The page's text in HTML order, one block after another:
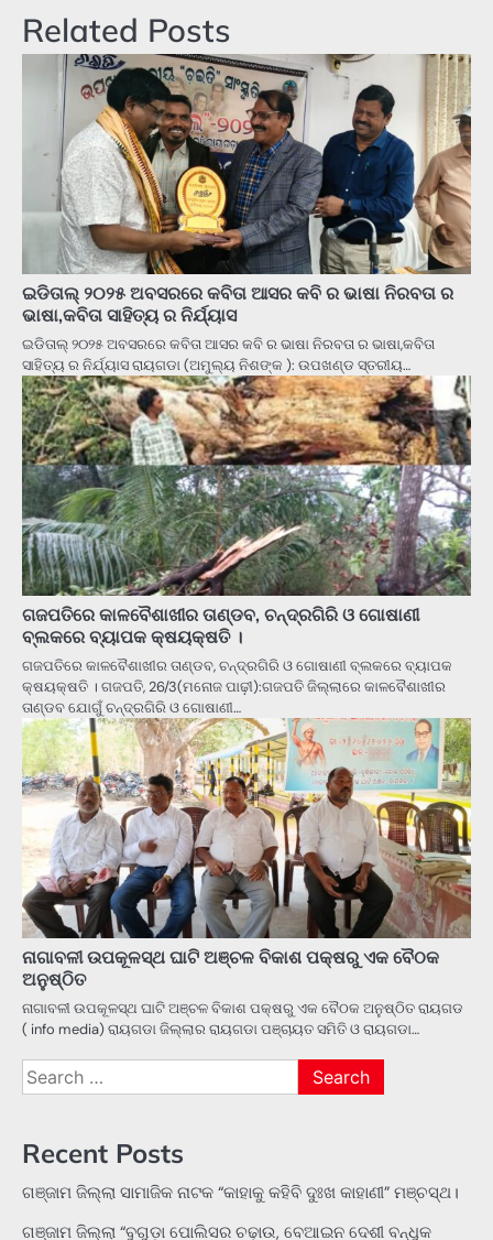
Related Posts
ଇଡିତାଲ୍ ୨୦୨୫ ଅବସରରେ କବିତା ଆସର କବି ର ଭାଷା ନିରବତା ର
ଭାଷା,କବିତା ସାହିତ୍ୟ ର ନିର୍ଯ୍ୟାସ
ଇଡିତାଲ୍ ୨୦୨୫ ଅବସରରେ କବିତା ଆସର କବି ର ଭାଷା ନିରବତା ର ଭାଷା,କବିତା
ସାହିତ୍ୟ ର ନିର୍ଯ୍ୟାସ ରାୟଗଡା (ଅମୁଲ୍ୟ ନିଶଙ୍କ ): ଉପଖଣ୍ଡ ସ୍ତରୀୟ…
ଗଜପତିରେ କାଳବୈଶାଖୀର ତାଣ୍ଡବ, ଚନ୍ଦ୍ରଗିରି ଓ ଗୋଷାଣୀ
ବ୍ଲକରେ ବ୍ୟାପକ କ୍ଷୟକ୍ଷତି ।
ଗଜପତିରେ କାଳବୈଶାଖୀର ତାଣ୍ଡବ, ଚନ୍ଦ୍ରଗିରି ଓ ଗୋଷାଣୀ ବ୍ଲକରେ ବ୍ୟାପକ
କ୍ଷୟକ୍ଷତି । ଗଜପତି, 26/3(ମନୋଜ ପାଢ଼ୀ):ଗଜପତି ଜିଲ୍ଲାରେ କାଳବୈଶାଖୀର
ତାଣ୍ଡବ ଯୋଗୁଁ ଚନ୍ଦ୍ରଗିରି ଓ ଗୋଷାଣୀ…
ନାଗାବଳୀ ଉପକୂଳସ୍ଥ ଘାଟି ଅଞ୍ଚଳ ବିକାଶ ପକ୍ଷରୁ ଏକ ବୈଠକ
ଅନୁଷ୍ଠିତ
ନାଗାବଳୀ ଉପକୂଳସ୍ଥ ଘାଟି ଅଞ୍ଚଳ ବିକାଶ ପକ୍ଷରୁ ଏକ ବୈଠକ ଅନୁଷ୍ଠିତ ରାୟଗଡ
( info media) ରାୟଗଡା ଜିଲ୍ଲାର ରାୟଗଡା ପଞ୍ଚାୟତ ସମିତି ଓ ରାୟଗଡା…
Search
for:
Recent Posts
ଗଞ୍ଜାମ ଜିଲ୍ଲା ସାମାଜିକ ନାଟକ “କାହାକୁ କହିବି ଦୁଃଖ କାହାଣୀ” ମଞ୍ଚସ୍ଥ।
ଗଞ୍ଜାମ ଜିଲ୍ଲା “ବୁଗୁଡ଼ା ପୋଲିସର ଚଢ଼ାଉ, ବେଆଇନ ଦେଶୀ ବନ୍ଧୁକ